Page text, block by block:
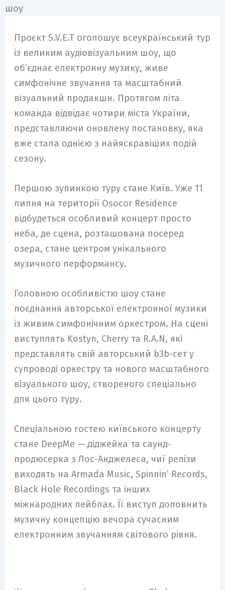
Проєкт S.V.E.T оголошує всеукраїнський тур
із великим аудіовізуальним шоу, що
об’єднає електронну музику, живе
симфонічне звучання та масштабний
візуальний продакшн. Протягом літа
команда відвідає чотири міста України,
представляючи оновлену постановку, яка
вже стала однією з найяскравіших подій
сезону.
Першою зупинкою туру стане Київ. Уже 11
липня на території Osocor Residence
відбудеться особливий концерт просто
неба, де сцена, розташована посеред
озера, стане центром унікального
музичного перформансу.
Головною особливістю шоу стане
поєднання авторської електронної музики
із живим симфонічним оркестром. На сцені
виступлять Kostyn, Cherry та R.A.N, які
представлять свій авторський b3b-сет у
супроводі оркестру та нового масштабного
візуального шоу, створеного спеціально
для цього туру.
Спеціальною гостею київського концерту
стане DeepMe — діджейка та саунд-
продюсерка з Лос-Анджелеса, чиї релізи
виходять на Armada Music, Spinnin’ Records,
Black Hole Recordings та інших
міжнародних лейблах. Її виступ доповнить
музичну концепцію вечора сучасним
електронним звучанням світового рівня.